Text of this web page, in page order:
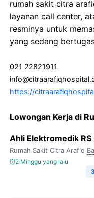
rumah sakit citra
layanan call center,
resminya untuk
yang sedang
021 22821911
https://
Lowongan Kerja di
Ahli Elektromedik
Rumah Sakit Citra Arafiq
2 Minggu yang lalu